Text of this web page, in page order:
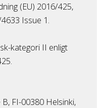
(EU) 2016/425,
Issue 1.
kategori II enligt
FI-00380 Helsinki,